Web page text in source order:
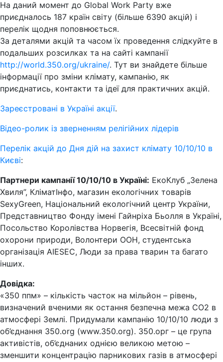
На даний момент до Global Work Party вже
приєдналось 187 країн світу (більше 6390 акцій) і
перелік щодня поповнюється.
За деталями акцій та часом їх проведення слідкуйте в
подальших розсилках та на сайті кампанії
http://world.350.org/ukraine/. Тут ви знайдете більше
інформації про зміни клімату, кампанію, як
приєднатись, контакти та ідеї для практичних акцій.
Зареєстровані в Україні акції.
Відео-ролик із зверненням релігійних лідерів
Перелік акцій до Дня дій на захист клімату 10/10/10 в
Києві:
Партнери кампанії 10/10/10 в Україні: ЕкоКлуб „Зелена
Хвиля”, КліматІнфо, магазин екологічних товарів
SexyGreen, Національний екологічний центр України,
Представництво Фонду імені Гайнріха Бьолля в Україні,
Посольство Королівства Норвегія, Всесвітній фонд
охорони природи, Волонтери ООН, студентська
організація AIESEC, Люди за права тварин та багато
інших.
Довідка:
«350 ппм» – кількість часток на мільйон – рівень,
визначений вченими як остання безпечна межа CO2 в
атмосфері Землі. Придумали кампанію 10/10/10 люди з
об’єднання 350.org (www.350.org). 350.орг – це група
активістів, об’єднаних однією великою метою –
зменшити концентрацію парникових газів в атмосфері